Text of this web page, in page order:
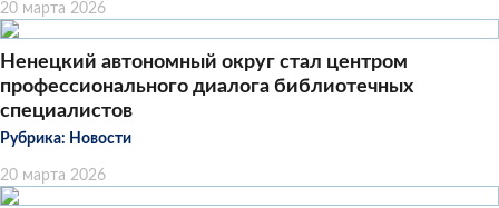
20 марта 2026
Ненецкий автономный округ стал центром
профессионального диалога библиотечных
специалистов
Рубрика: Новости
20 марта 2026